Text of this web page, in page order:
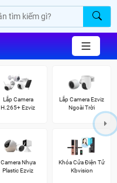
Lắp Camera
H.265+ Ezviz
Lắp Camera Ezviz
Ngoài Trời
Camera Nhựa
Plastic Ezviz
Khóa Cửa Điện Tử
Kbvision